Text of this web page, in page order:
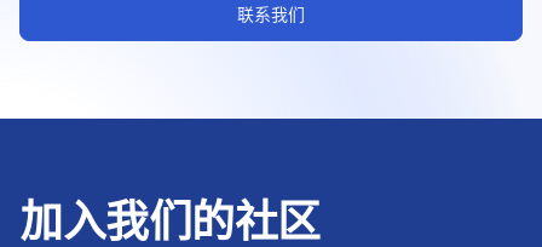
联系我们
加入我们的社区